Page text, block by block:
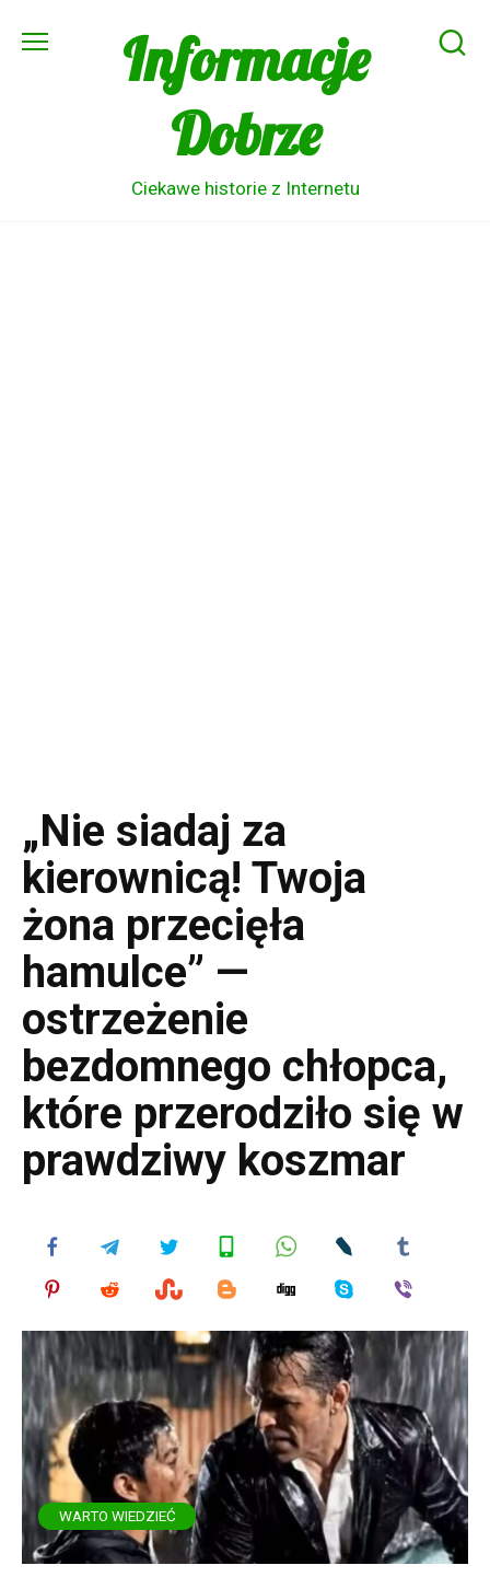
Informacje
Dobrze
Ciekawe historie z Internetu
„Nie siadaj za
kierownicą! Twoja
żona przecięła
hamulce” —
ostrzeżenie
bezdomnego chłopca,
które przerodziło się w
prawdziwy koszmar
WARTO WIEDZIEĆ